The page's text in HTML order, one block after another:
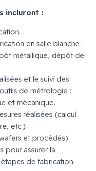
incluront :
en salle blanche :
métallique, dépôt de
et le suivi des
de métrologie :
et mécanique.
réalisées (calcul
etc.)
et procédés).
pour assurer la
de fabrication.